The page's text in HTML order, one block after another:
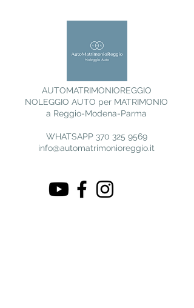
AUTOMATRIMONIOREGGIO
NOLEGGIO AUTO per MATRIMONIO
a Reggio-Modena-Parma
WHATSAPP 370 325 9569
info@automatrimonioreggio.it